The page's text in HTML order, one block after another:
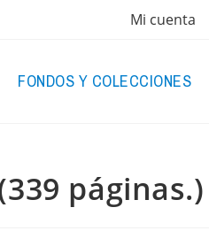
Mi cuenta
FONDOS Y COLECCIONES
páginas.)